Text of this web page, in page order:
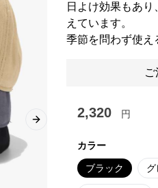
Next slide
日よけ効果もあ
えています。
季節を問わず使え
2,320 円
カラー
ブラック グ